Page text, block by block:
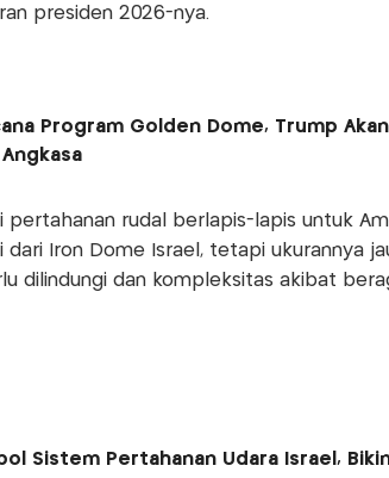
presiden 2026-nya.
Program Golden Dome, Trump
pertahanan rudal berlapis-lapis untuk
dari Iron Dome Israel, tetapi ukurannya
dilindungi dan kompleksitas akibat
Sistem Pertahanan Udara Israel,